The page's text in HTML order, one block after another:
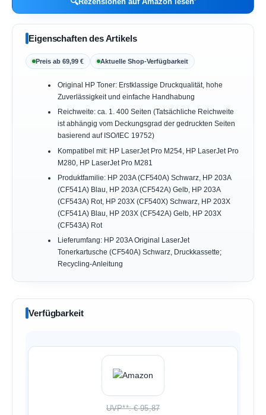
Eigenschaften des Artikels
Preis ab 69,99 € Aktuelle Shop-Verfügbarkeit
Original HP Toner: Erstklassige Druckqualität, hohe
Zuverlässigkeit und einfache Handhabung
Reichweite: ca. 1. 400 Seiten (Tatsächliche Reichweite
ist abhängig vom Deckungsgrad der gedruckten Seiten
basierend auf ISO/IEC 19752)
Kompatibel mit: HP LaserJet Pro M254, HP LaserJet Pro
M280, HP LaserJet Pro M281
Produktfamilie: HP 203A (CF540A) Schwarz, HP 203A
(CF541A) Blau, HP 203A (CF542A) Gelb, HP 203A
(CF543A) Rot, HP 203X (CF540X) Schwarz, HP 203X
(CF541A) Blau, HP 203X (CF542A) Gelb, HP 203X
(CF543A) Rot
Lieferumfang: HP 203A Original LaserJet
Tonerkartusche (CF540A) Schwarz, Druckkassette;
Recycling-Anleitung
Verfügbarkeit
UVP**: € 95,87